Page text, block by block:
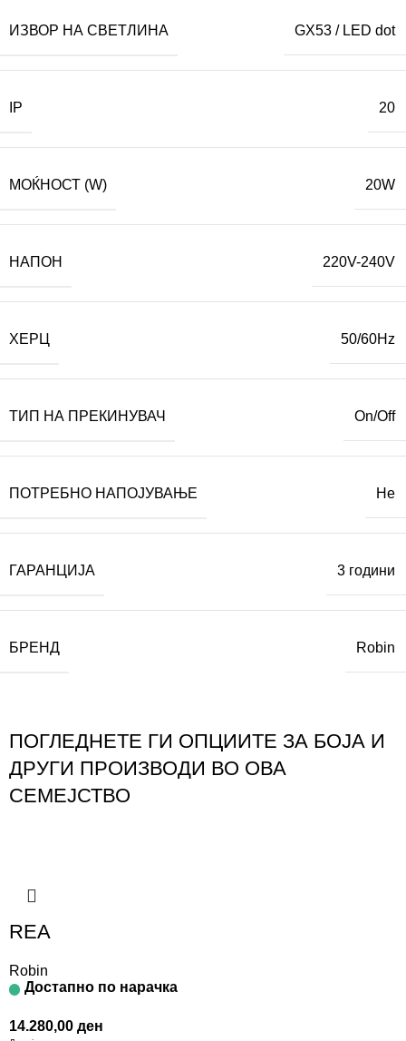
ИЗВОР НА СВЕТЛИНА GX53 / LED dot
IP 20
МОЌНОСТ (W) 20W
НАПОН 220V-240V
ХЕРЦ 50/60Hz
ТИП НА ПРЕКИНУВАЧ On/Off
ПОТРЕБНО НАПОЈУВАЊЕ Не
ГАРАНЦИЈА 3 години
БРЕНД Robin
ПОГЛЕДНЕТЕ ГИ ОПЦИИТЕ ЗА БОЈА И
ДРУГИ ПРОИЗВОДИ ВО ОВА
СЕМЕЈСТВО
REA
Robin
Достапно по нарачка
14.280,00 ден